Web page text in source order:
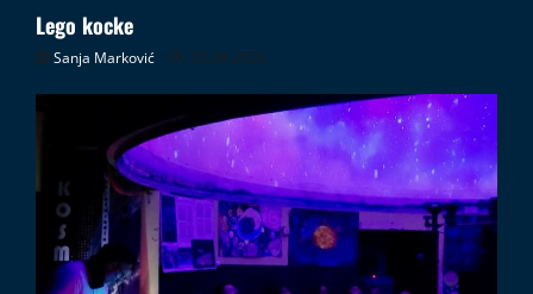
Lego kocke
Sanja Marković 02.08.2026